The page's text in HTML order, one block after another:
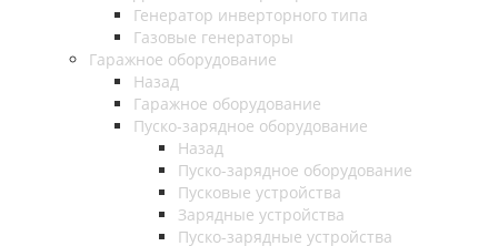
Генератор инверторного типа
Газовые генераторы
Гаражное оборудование
Назад
Гаражное оборудование
Пуско-зарядное оборудование
Назад
Пуско-зарядное оборудование
Пусковые устройства
Зарядные устройства
Пуско-зарядные устройства